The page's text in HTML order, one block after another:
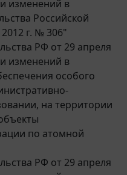
Российской
г. № 306"
РФ от 29 апреля
изменений в
особого
на территории
по атомной
РФ от 29 апреля
изменений в